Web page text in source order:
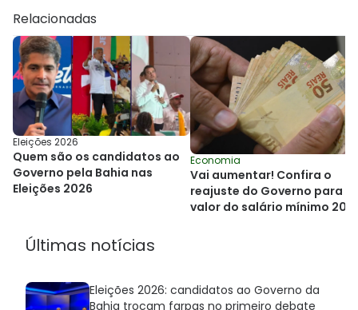
Relacionadas
Eleições 2026
Quem são os candidatos ao
Governo pela Bahia nas
Eleições 2026
Economia
Vai aumentar! Confira o
reajuste do Governo para o
valor do salário mínimo
Últimas notícias
Eleições 2026: candidatos ao Governo da
Bahia trocam farpas no primeiro debate